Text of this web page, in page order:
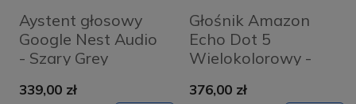
Aystent głosowy
Google Nest Audio
- Szary Grey
339,00 zł
Głośnik Amazon
Echo Dot 5
Wielokolorowy -
376,00 zł